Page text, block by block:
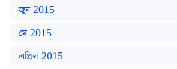
জুন 2015
মে 2015
এপ্রিল 2015